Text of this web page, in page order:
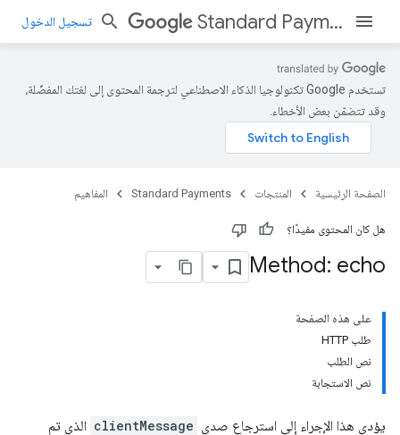
Standard Payments تسجيل الدخول
تستخدم Google تكنولوجيا الذكاء الاصطناعي لترجمة المحتوى إلى لغتك المفضّلة،
وقد تتضمّن بعض الأخطاء.
الصفحة الرئيسية المنتجات Standard Payments المفاهيم
هل كان المحتوى مفيدًا؟
Method: echo
على هذه الصفحة
طلب HTTP
نص الطلب
نص الاستجابة
يؤدي هذا الإجراء إلى استرجاع صدى clientMessage الذي تم